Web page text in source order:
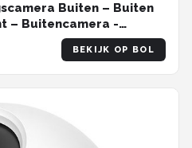
Buiten – Buiten
– Buitencamera -
5MP - Met WiFi en APP -
BEKIJK OP BOL